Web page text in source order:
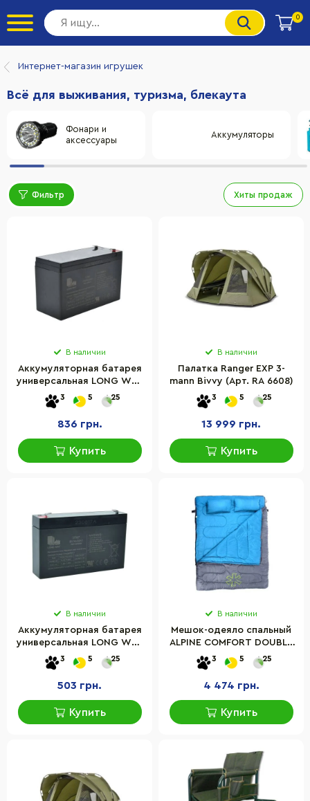
0
Интернет-магазин игрушек
Всё для выживания, туризма, блекаута
Фонари и
аксессуары
Аккумуляторы
Фильтр Хиты продаж
В наличии
Аккумуляторная батарея
универсальная LONG WAY
12V7Ah-BATTERY
3 5 25
836 грн.
Купить
В наличии
Палатка Ranger EXP 3-
mann Bivvy (Арт. RA 6608)
3 5 25
13 999 грн.
Купить
В наличии
Аккумуляторная батарея
универсальная LONG WAY
6V7Ah-BATTERY
3 5 25
503 грн.
Купить
В наличии
Мешок-одеяло спальный
ALPINE COMFORT DOUBLE
250 Norfin NFL-30240, 220
х 150 см
3 5 25
4 474 грн.
Купить